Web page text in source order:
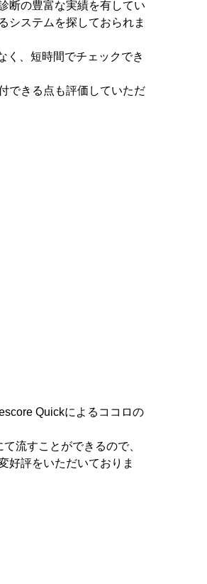
断の豊富な実績を有してい
システムを探しておられま
く、短時間でチェックでき
できる点も評価していただ
Quickによるココロの
流すことができるので、
好評をいただいておりま